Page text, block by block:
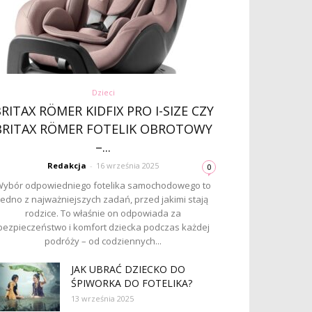
Dzieci
RÖMER KIDFIX PRO I-SIZE CZY
RÖMER FOTELIK OBROTOWY
–...
Redakcja - 16 września 2025 0
odpowiedniego fotelika samochodowego to
z najważniejszych zadań, przed jakimi stają
rodzice. To właśnie on odpowiada za
i komfort dziecka podczas każdej
podróży – od codziennych...
JAK UBRAĆ DZIECKO DO
ŚPIWORKA DO FOTELIKA?
13 września 2025